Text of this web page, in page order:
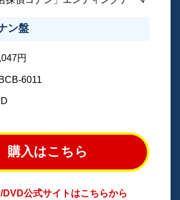
ン盤
円
6011
購入はこちら
DVD公式サイトはこちらから